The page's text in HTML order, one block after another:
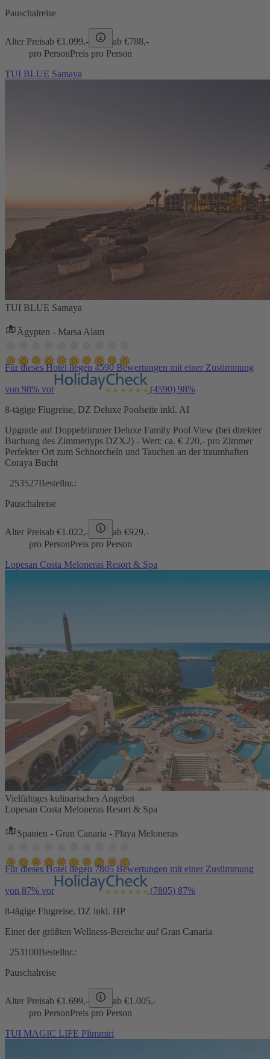
Pauschalreise
Alter Preisab €1.099,- ab €788,-
pro PersonPreis pro Person
TUI BLUE Samaya
TUI BLUE Samaya
Ägypten - Marsa Alam
Für dieses Hotel liegen 4590 Bewertungen mit einer Zustimmung
von 98% vor (4590) 98%
8-tägige Flugreise, DZ Deluxe Poolseite inkl. AI
Upgrade auf Doppelzimmer Deluxe Family Pool View (bei direkter
Buchung des Zimmertyps DZX2) - Wert: ca. € 220,- pro Zimmer
Perfekter Ort zum Schnorcheln und Tauchen an der traumhaften
Coraya Bucht
253527Bestellnr.:
Pauschalreise
Alter Preisab €1.022,- ab €929,-
pro PersonPreis pro Person
Lopesan Costa Meloneras Resort & Spa
Vielfältiges kulinarisches Angebot
Lopesan Costa Meloneras Resort & Spa
Spanien - Gran Canaria - Playa Meloneras
Für dieses Hotel liegen 7805 Bewertungen mit einer Zustimmung
von 87% vor (7805) 87%
8-tägige Flugreise, DZ inkl. HP
Einer der größten Wellness-Bereiche auf Gran Canaria
253100Bestellnr.:
Pauschalreise
Alter Preisab €1.699,- ab €1.005,-
pro PersonPreis pro Person
TUI MAGIC LIFE Plimmiri